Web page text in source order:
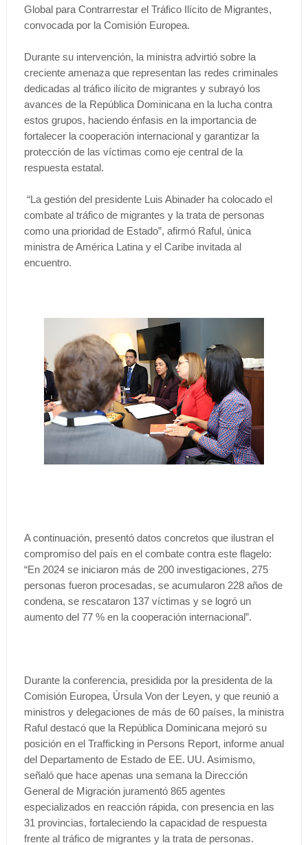
Global para Contrarrestar el Tráfico Ilícito de Migrantes,
convocada por la Comisión Europea.
Durante su intervención, la ministra advirtió sobre la
creciente amenaza que representan las redes criminales
dedicadas al tráfico ilícito de migrantes y subrayó los
avances de la República Dominicana en la lucha contra
estos grupos, haciendo énfasis en la importancia de
fortalecer la cooperación internacional y garantizar la
protección de las víctimas como eje central de la
respuesta estatal.
“La gestión del presidente Luis Abinader ha colocado el
combate al tráfico de migrantes y la trata de personas
como una prioridad de Estado”, afirmó Raful, única
ministra de América Latina y el Caribe invitada al
encuentro.
A continuación, presentó datos concretos que ilustran el
compromiso del país en el combate contra este flagelo:
“En 2024 se iniciaron más de 200 investigaciones, 275
personas fueron procesadas, se acumularon 228 años de
condena, se rescataron 137 víctimas y se logró un
aumento del 77 % en la cooperación internacional”.
Durante la conferencia, presidida por la presidenta de la
Comisión Europea, Úrsula Von der Leyen, y que reunió a
ministros y delegaciones de más de 60 países, la ministra
Raful destacó que la República Dominicana mejoró su
posición en el Trafficking in Persons Report, informe anual
del Departamento de Estado de EE. UU. Asimismo,
señaló que hace apenas una semana la Dirección
General de Migración juramentó 865 agentes
especializados en reacción rápida, con presencia en las
31 provincias, fortaleciendo la capacidad de respuesta
frente al tráfico de migrantes y la trata de personas.